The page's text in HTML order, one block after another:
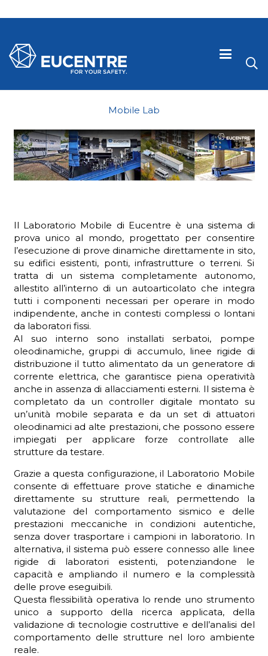
Mobile Lab
Il Laboratorio Mobile di Eucentre è una sistema di
prova unico al mondo, progettato per consentire
l’esecuzione di prove dinamiche direttamente in sito,
su edifici esistenti, ponti, infrastrutture o terreni. Si
tratta di un sistema completamente autonomo,
allestito all’interno di un autoarticolato che integra
tutti i componenti necessari per operare in modo
indipendente, anche in contesti complessi o lontani
da laboratori fissi.
Al suo interno sono installati serbatoi, pompe
oleodinamiche, gruppi di accumulo, linee rigide di
distribuzione il tutto alimentato da un generatore di
corrente elettrica, che garantisce piena operatività
anche in assenza di allacciamenti esterni. Il sistema è
completato da un controller digitale montato su
un’unità mobile separata e da un set di attuatori
oleodinamici ad alte prestazioni, che possono essere
impiegati per applicare forze controllate alle
strutture da testare.
Grazie a questa configurazione, il Laboratorio Mobile
consente di effettuare prove statiche e dinamiche
direttamente su strutture reali, permettendo la
valutazione del comportamento sismico e delle
prestazioni meccaniche in condizioni autentiche,
senza dover trasportare i campioni in laboratorio. In
alternativa, il sistema può essere connesso alle linee
rigide di laboratori esistenti, potenziandone le
capacità e ampliando il numero e la complessità
delle prove eseguibili.
Questa flessibilità operativa lo rende uno strumento
unico a supporto della ricerca applicata, della
validazione di tecnologie costruttive e dell’analisi del
comportamento delle strutture nel loro ambiente
reale.